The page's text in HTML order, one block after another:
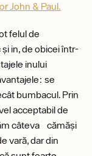
John & Paul.
felul de
in, de obicei într-
inului
se
bumbacul. Prin
acceptabil de
câteva cămăși
vară, dar din